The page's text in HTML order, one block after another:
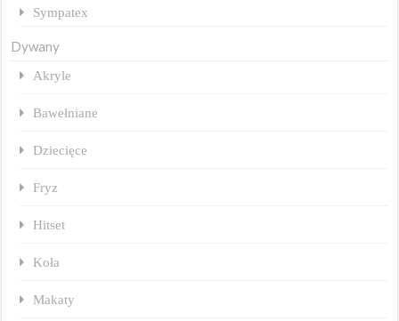
Sympatex
Dywany
Akryle
Bawełniane
Dziecięce
Fryz
Hitset
Koła
Makaty